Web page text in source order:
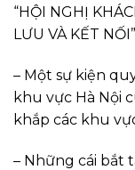
“HỘI NGHỊ
LƯU VÀ KẾT
– Một sự kiện
khu vực Hà Nội
khắp các khu
– Những cái bắt